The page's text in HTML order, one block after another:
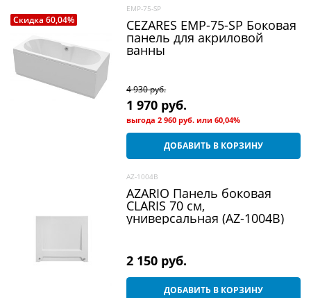
Скидка 60,04%
EMP-75-SP
CEZARES EMP-75-SP Боковая
панель для акриловой
ванны
4 930 руб.
1 970 руб.
выгода2 960 руб. или60,04%
ДОБАВИТЬ В КОРЗИНУ
AZ-1004B
AZARIO Панель боковая
CLARIS 70 см,
универсальная (AZ-1004B)
2 150 руб.
ДОБАВИТЬ В КОРЗИНУ